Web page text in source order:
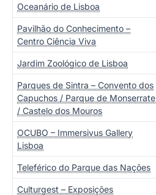
Oceanário de Lisboa
Pavilhão do Conhecimento –
Centro Ciência Viva
Jardim Zoológico de Lisboa
Parques de Sintra – Convento dos
Capuchos / Parque de Monserrate
/ Castelo dos Mouros
OCUBO – Immersivus Gallery
Lisboa
Teleférico do Parque das Nações
Culturgest – Exposições